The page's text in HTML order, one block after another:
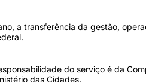
a transferência da gestão,
do serviço é da
das Cidades.